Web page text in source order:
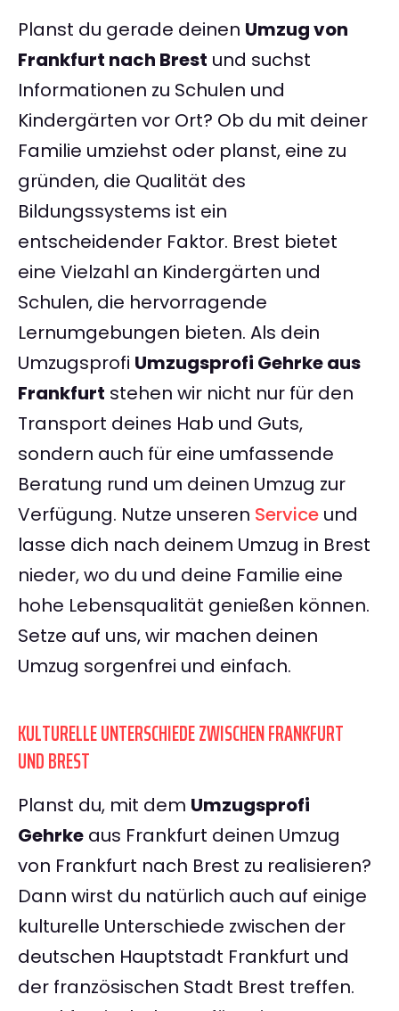
Planst du gerade deinen Umzug von
Frankfurt nach Brest und suchst
Informationen zu Schulen und
Kindergärten vor Ort? Ob du mit deiner
Familie umziehst oder planst, eine zu
gründen, die Qualität des
Bildungssystems ist ein
entscheidender Faktor. Brest bietet
eine Vielzahl an Kindergärten und
Schulen, die hervorragende
Lernumgebungen bieten. Als dein
Umzugsprofi Umzugsprofi Gehrke aus
Frankfurt stehen wir nicht nur für den
Transport deines Hab und Guts,
sondern auch für eine umfassende
Beratung rund um deinen Umzug zur
Verfügung. Nutze unseren Service und
lasse dich nach deinem Umzug in Brest
nieder, wo du und deine Familie eine
hohe Lebensqualität genießen können.
Setze auf uns, wir machen deinen
Umzug sorgenfrei und einfach.
KULTURELLE UNTERSCHIEDE ZWISCHEN FRANKFURT
UND BREST
Planst du, mit dem Umzugsprofi
Gehrke aus Frankfurt deinen Umzug
von Frankfurt nach Brest zu realisieren?
Dann wirst du natürlich auch auf einige
kulturelle Unterschiede zwischen der
deutschen Hauptstadt Frankfurt und
der französischen Stadt Brest treffen.